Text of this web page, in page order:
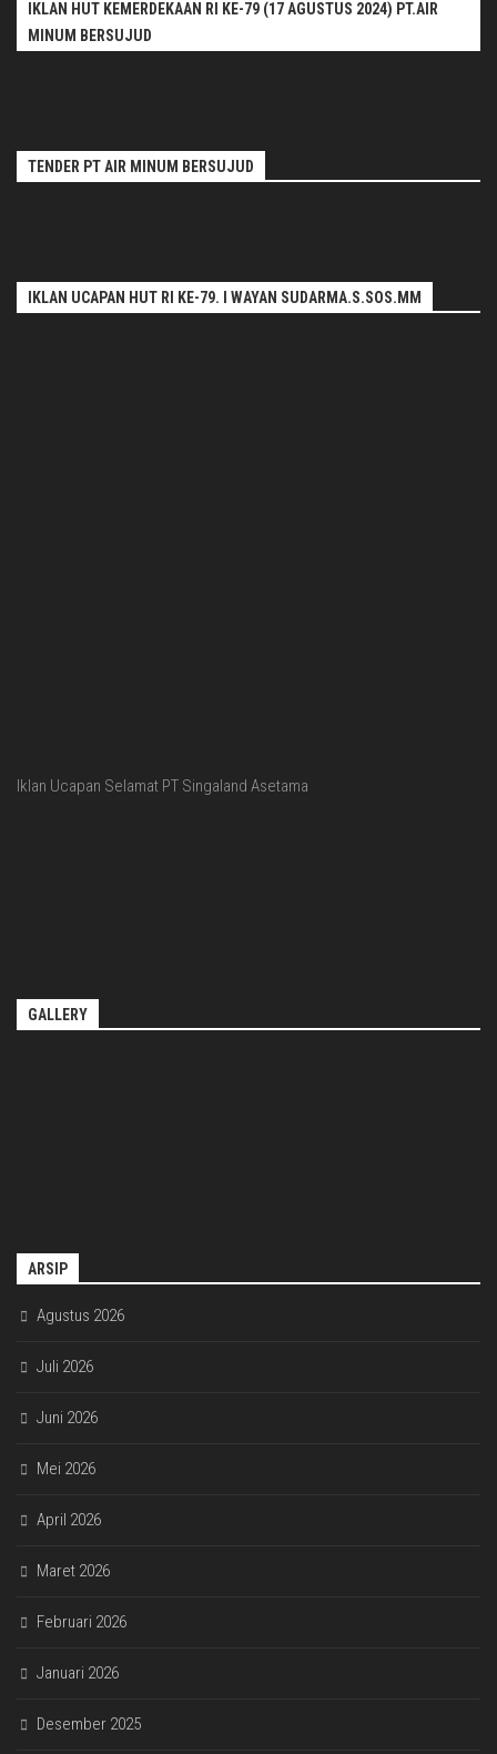
IKLAN HUT KEMERDEKAAN RI KE-79 (17 AGUSTUS 2024) PT.AIR
MINUM BERSUJUD
TENDER PT AIR MINUM BERSUJUD
IKLAN UCAPAN HUT RI KE-79. I WAYAN SUDARMA.S.SOS.MM
Iklan Ucapan Selamat PT Singaland Asetama
GALLERY
ARSIP
Agustus 2026
Juli 2026
Juni 2026
Mei 2026
April 2026
Maret 2026
Februari 2026
Januari 2026
Desember 2025